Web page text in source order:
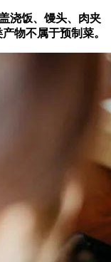
浇饭、馒头、肉夹
物不属于预制菜。